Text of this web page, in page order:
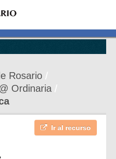
Rosario
Ordinaria
Ir al recurso